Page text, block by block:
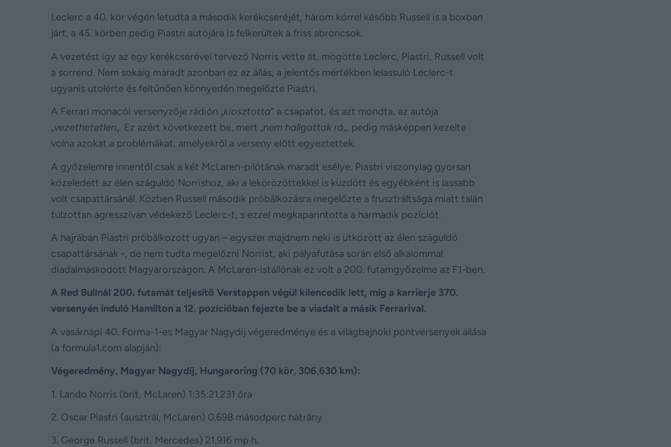
Leclerc a 40. kör végén letudta a második kerékcseréjét, három körrel később Russell is a boxban
járt, a 45. körben pedig Piastri autójára is felkerültek a friss abroncsok.
A vezetést így az egy kerékcserével tervező Norris vette át, mögötte Leclerc, Piastri, Russell volt
a sorrend. Nem sokáig maradt azonban ez az állás, a jelentős mértékben lelassuló Leclerc-t
ugyanis utolérte és feltűnően könnyedén megelőzte Piastri.
A Ferrari monacói versenyzője rádión „kiosztotta” a csapatot, és azt mondta, az autója
„vezethetetlen„. Ez azért következett be, mert „nem hallgattak rá„, pedig másképpen kezelte
volna azokat a problémákat, amelyekről a verseny előtt egyeztettek.
A győzelemre innentől csak a két McLaren-pilótának maradt esélye. Piastri viszonylag gyorsan
közeledett az élen száguldó Norrishoz, aki a lekörözöttekkel is küzdött és egyébként is lassabb
volt csapattársánál. Közben Russell második próbálkozásra megelőzte a frusztráltsága miatt talán
túlzottan agresszívan védekező Leclerc-t, s ezzel megkaparintotta a harmadik pozíciót.
A hajrában Piastri próbálkozott ugyan – egyszer majdnem neki is ütközött az élen száguldó
csapattársának -, de nem tudta megelőzni Norrist, aki pályafutása során első alkalommal
diadalmaskodott Magyarországon. A McLaren-istállónak ez volt a 200. futamgyőzelme az F1-ben.
A Red Bullnál 200. futamát teljesítő Verstappen végül kilencedik lett, míg a karrierje 370.
versenyén induló Hamilton a 12. pozícióban fejezte be a viadalt a másik Ferrarival.
A vasárnapi 40. Forma-1-es Magyar Nagydíj végeredménye és a világbajnoki pontversenyek állása
(a formula1.com alapján):
Végeredmény, Magyar Nagydíj, Hungaroring (70 kör, 306,630 km):
1. Lando Norris (brit, McLaren) 1:35:21.231 óra
2. Oscar Piastri (ausztrál, McLaren) 0.698 másodperc hátrány
3. George Russell (brit, Mercedes) 21.916 mp h.